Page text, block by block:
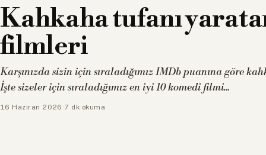
tufanı yaratan
için sıraladığımız IMDb puanına göre kahkaha
sıraladığımız en iyi 10 komedi filmi…
·7 dk okuma